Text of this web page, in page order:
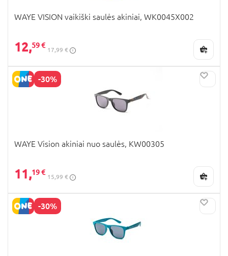
WAYE VISION vaikiški saulės akiniai, WK0045X002
12,59 €
17,99 €
-30%
WAYE Vision akiniai nuo saulės, KW00305
11,19 €
15,99 €
-30%